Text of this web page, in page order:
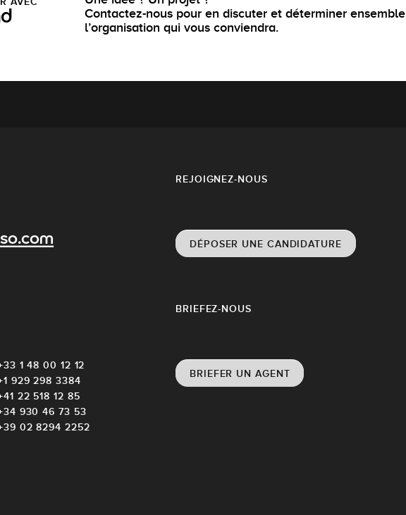
Contactez-nous pour en discuter et déterminer ensemble
l’organisation qui vous conviendra.
REJOIGNEZ-NOUS
DÉPOSER UNE CANDIDATURE
1 48 00 12 12
929 298 3384
22 518 12 85
930 46 73 53
02 8294 2252
BRIEFEZ-NOUS
BRIEFER UN AGENT